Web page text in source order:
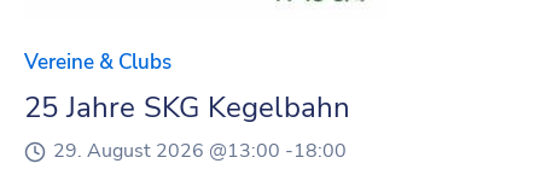
Vereine & Clubs
25 Jahre SKG Kegelbahn
29. August 2026 @13:00 -18:00